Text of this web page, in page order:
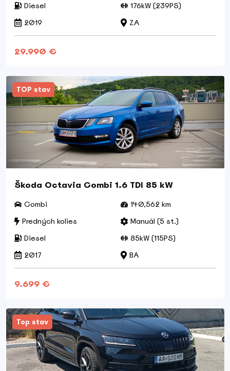
Diesel
176kW (239PS)
2019
ZA
29.990 €
TOP stav
Škoda Octavia Combi 1.6 TDI 85 kW
Combi
140,562 km
Predných kolies
Manuál (5 st.)
Diesel
85kW (115PS)
2017
BA
9.699 €
Top stav